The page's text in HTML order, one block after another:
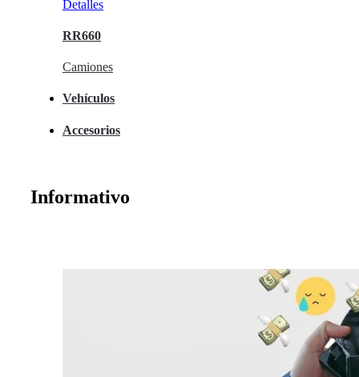
Detalles
RR660
Camiones
Vehículos
Accesorios
Informativo